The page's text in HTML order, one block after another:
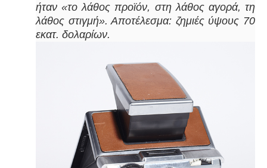
ήταν «το λάθος προϊόν, στη λάθος αγορά, τη
λάθος στιγμή». Αποτέλεσμα: ζημιές ύψους 70
εκατ. δολαρίων.